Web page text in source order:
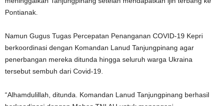
Pontianak.
Namun Gugus Tugas Percepatan Penanganan COVID-19 Kepri
berkoordinasi dengan Komandan Lanud Tanjungpinang agar
penerbangan mereka ditunda hingga seluruh warga Ukraina
tersebut sembuh dari Covid-19.
“Alhamdulillah, ditunda. Komandan Lanud Tanjungpinang berhasil